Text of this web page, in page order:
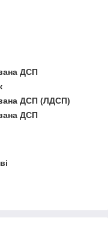
ДСП
ДСП (ЛДСП)
ДСП